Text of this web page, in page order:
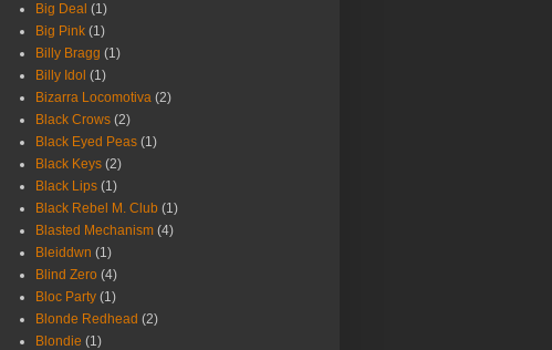
Big Deal (1)
Big Pink (1)
Billy Bragg (1)
Billy Idol (1)
Bizarra Locomotiva (2)
Black Crows (2)
Black Eyed Peas (1)
Black Keys (2)
Black Lips (1)
Black Rebel M. Club (1)
Blasted Mechanism (4)
Bleiddwn (1)
Blind Zero (4)
Bloc Party (1)
Blonde Redhead (2)
Blondie (1)